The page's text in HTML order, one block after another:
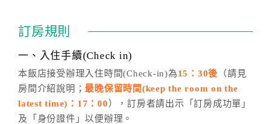
話方式異動訂單。
※非客服時間之申辦異動，皆為次日計算及辦理。
五、客服時間
週一至週日，上午9:00～晚上6:00
六、聯絡方式
訂房規則
一、入住手續(Check in)
本飯店接受辦理入住時間(Check-in)為15：30後 （請見
房間介紹說明；最晚保留時間(keep the room on the
latest time)：17：00 ），訂房者請出示「訂房成功單」
及「身份證件」以便辦理。